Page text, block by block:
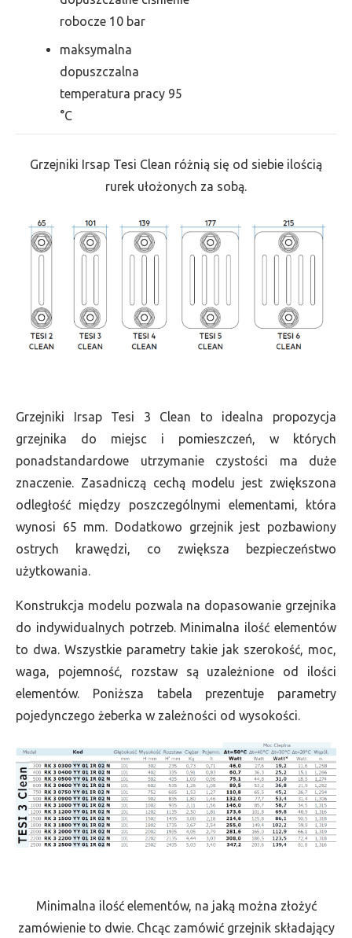
robocze 10 bar
maksymalna
dopuszczalna
temperatura pracy 95
°C
Grzejniki Irsap Tesi Clean różnią się od siebie ilością
rurek ułożonych za sobą.
Grzejniki Irsap Tesi 3 Clean to idealna propozycja
grzejnika do miejsc i pomieszczeń, w których
ponadstandardowe utrzymanie czystości ma duże
znaczenie. Zasadniczą cechą modelu jest zwiększona
odległość między poszczególnymi elementami, która
wynosi 65 mm. Dodatkowo grzejnik jest pozbawiony
ostrych krawędzi, co zwiększa bezpieczeństwo
użytkowania.
Konstrukcja modelu pozwala na dopasowanie grzejnika
do indywidualnych potrzeb. Minimalna ilość elementów
to dwa. Wszystkie parametry takie jak szerokość, moc,
waga, pojemność, rozstaw są uzależnione od ilości
elementów. Poniższa tabela prezentuje parametry
pojedynczego żeberka w zależności od wysokości.
Minimalna ilość elementów, na jaką można złożyć
zamówienie to dwie. Chcąc zamówić grzejnik składający